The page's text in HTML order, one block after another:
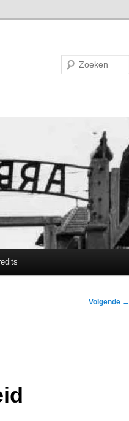
Volgende →